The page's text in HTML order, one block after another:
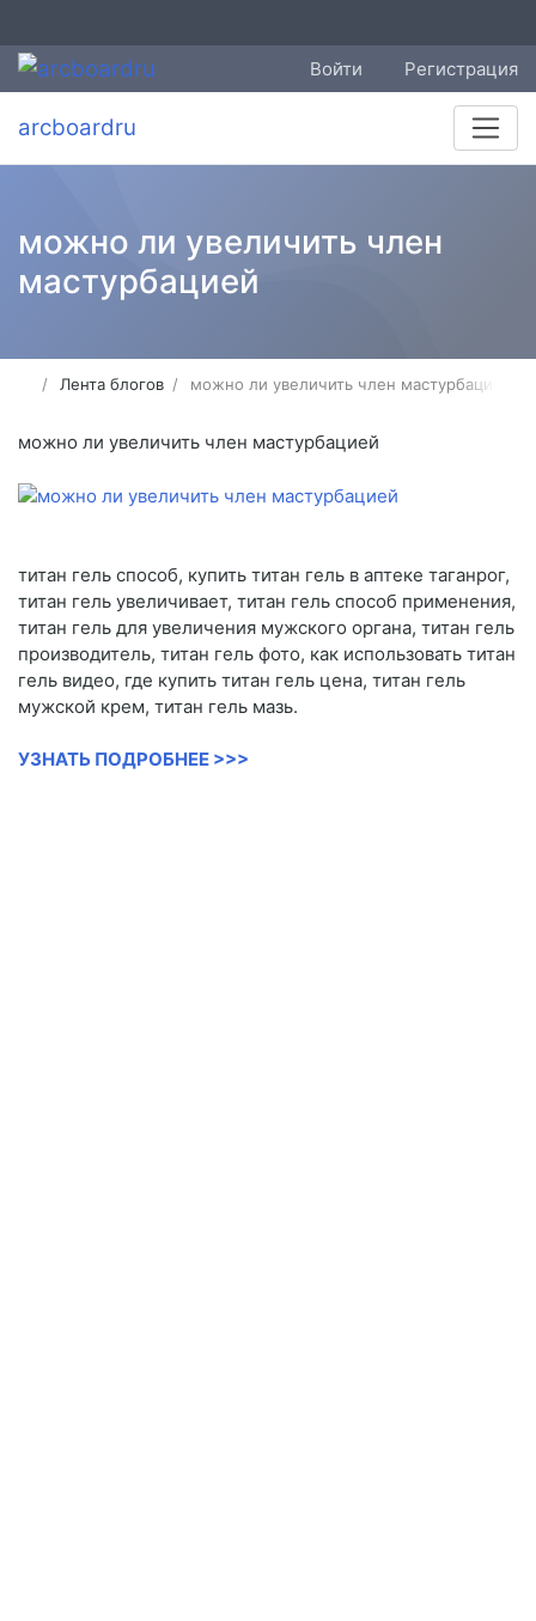
Войти Регистрация
arcboardru
можно ли увеличить член
мастурбацией
Лента блогов можно ли увеличить член мастурбацией
можно ли увеличить член мастурбацией
титан гель способ, купить титан гель в аптеке таганрог,
титан гель увеличивает, титан гель способ применения,
титан гель для увеличения мужского органа, титан гель
производитель, титан гель фото, как использовать титан
гель видео, где купить титан гель цена, титан гель
мужской крем, титан гель мазь.
УЗНАТЬ ПОДРОБНЕЕ >>>